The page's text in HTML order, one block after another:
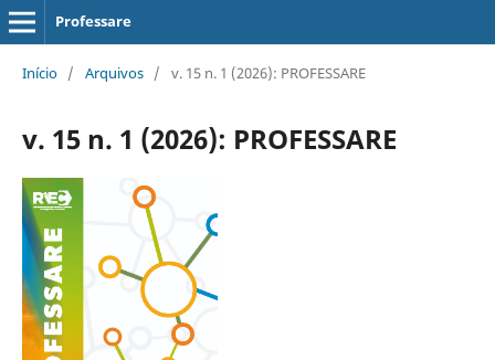
Professare
Início / Arquivos / v. 15 n. 1 (2026): PROFESSARE
v. 15 n. 1 (2026): PROFESSARE